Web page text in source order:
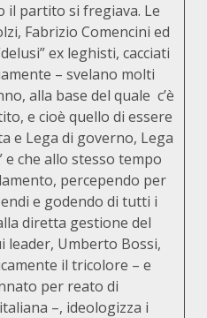
il partito si fregiava. Le
Fabrizio Comencini ed
ex leghisti, cacciati
– svelano molti
alla base del quale c’è
e cioè quello di essere
e Lega di governo, Lega
e che allo stesso tempo
percependo per
e godendo di tutti i
diretta gestione del
leader, Umberto Bossi,
il tricolore – e
per reato di
–, ideologizza i